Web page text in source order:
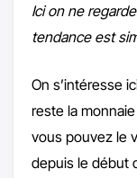
Ici on ne
tendance est
On s’intéresse
reste la
vous pouvez le
depuis le début